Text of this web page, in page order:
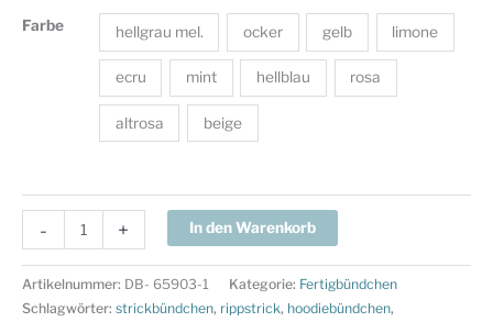
Farbe hellgrau mel. ocker gelb limone
ecru mint hellblau rosa
altrosa beige
-
Strickbündchen
-
Opry
-
+ In den Warenkorb
Artikelnummer: DB- 65903-1 Kategorie: Fertigbündchen
Schlagwörter: strickbündchen, rippstrick, hoodiebündchen,